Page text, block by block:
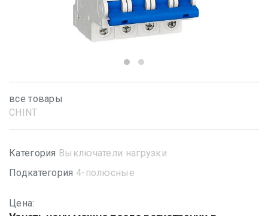
все товары
CHINT
Категория Выключатели нагрузки
Подкатегория 4-полюсные
Цена: